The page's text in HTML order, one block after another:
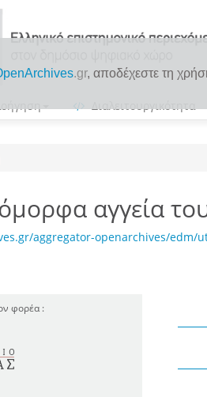
.gr, αποδέχεστε τη
Διαλειτουργικότητα
αγγεία
aggregator-openarchives/edm/
φορέα :